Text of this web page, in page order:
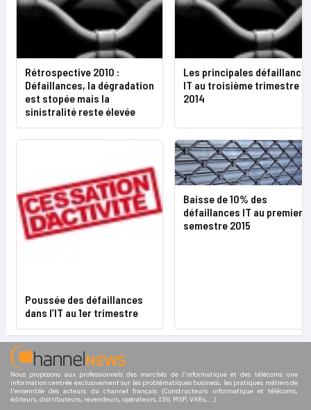
Rétrospective 2010 :
Défaillances, la dégradation
est stopée mais la
sinistralité reste élevée
Les principales
IT au troisième trimestre
2014
Poussée des défaillances
dans l’IT au 1er trimestre
Baisse de 10% des
défaillances IT au premier
semestre 2015
Nous proposons aux professionnels des marchés de l'informatique et des télécoms une
information centrée exclusivement sur les problématiques business, les pratiques métiers de
l'ensemble des acteurs du channel français (Constructeurs informatique et télécoms,
éditeurs, distributeurs, revendeurs, opérateurs, ISV, MSP, VARs,...)